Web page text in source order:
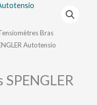
Bras
Autotensio
د.ت 135,000.
Le
prix
actuel
د.ت 129,000.